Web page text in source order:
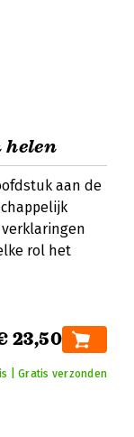
helen
aan de
rol het
23,50
| Gratis verzonden